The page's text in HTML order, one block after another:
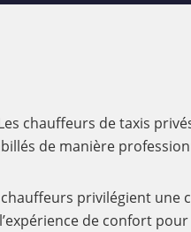
chauffeurs de taxis
de manière
privilégient une
de confort pour